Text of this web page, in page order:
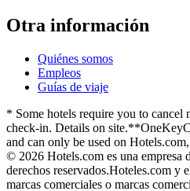
Otra información
Quiénes somos
Empleos
Guías de viaje
* Some hotels require you to cancel
check-in. Details on site.
and can only be used on
© 2026 Hotels.com es una empresa
derechos reservados.Hoteles.com y
marcas comerciales o marcas